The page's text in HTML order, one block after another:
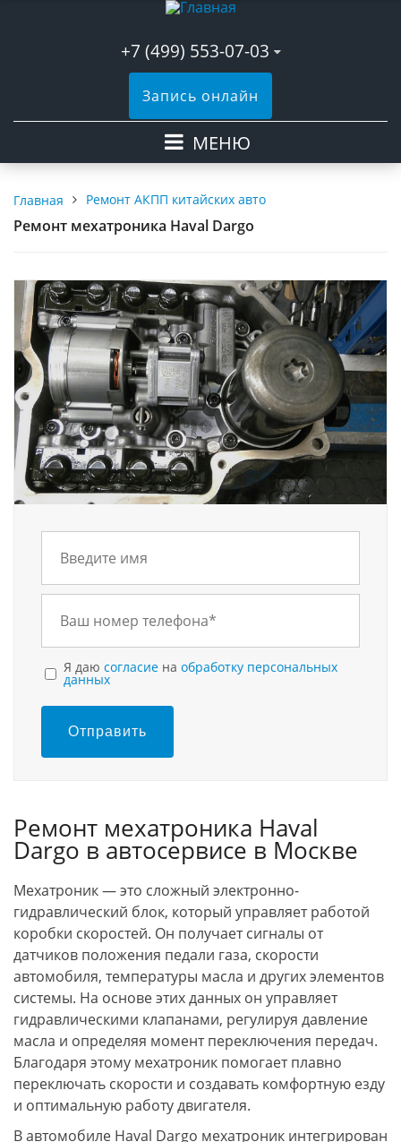
+7 (499) 553-07-03
Запись онлайн
МЕНЮ
Главная Ремонт АКПП китайских авто
Ремонт мехатроника Haval Dargo
Я даю согласие на обработку персональных
данных
Отправить
Ремонт мехатроника Haval
Dargo в автосервисе в Москве
Мехатроник — это сложный электронно-
гидравлический блок, который управляет работой
коробки скоростей. Он получает сигналы от
датчиков положения педали газа, скорости
автомобиля, температуры масла и других элементов
системы. На основе этих данных он управляет
гидравлическими клапанами, регулируя давление
масла и определяя момент переключения передач.
Благодаря этому мехатроник помогает плавно
переключать скорости и создавать комфортную езду
и оптимальную работу двигателя.
В автомобиле Haval Dargo мехатроник интегрирован